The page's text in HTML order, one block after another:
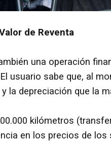
de Reventa
una operación
usuario sabe que, al
la depreciación que la
kilómetros
en los precios de